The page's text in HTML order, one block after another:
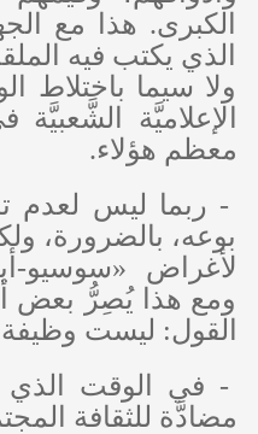
الكبرى. هذا مع
الذي يكتب فيه
ولا سيما باختلاط
الإعلاميَّة
معظم هؤلاء.
- ربما ليس لعدم
بوعه، بالضرورة،
لأغراض «سوسيو-
ومع هذا يُصِرُّ بعض
القول: ليست وظيفة
- في الوقت الذي
مضادَّة للثقافة